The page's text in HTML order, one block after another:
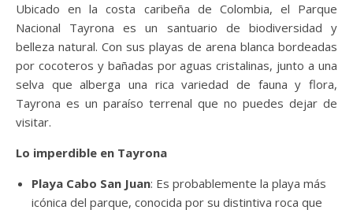
Ubicado en la costa caribeña de Colombia, el Parque
Nacional Tayrona es un santuario de biodiversidad y
belleza natural. Con sus playas de arena blanca bordeadas
por cocoteros y bañadas por aguas cristalinas, junto a una
selva que alberga una rica variedad de fauna y flora,
Tayrona es un paraíso terrenal que no puedes dejar de
visitar.
Lo imperdible en Tayrona
Playa Cabo San Juan: Es probablemente la playa más
icónica del parque, conocida por su distintiva roca que